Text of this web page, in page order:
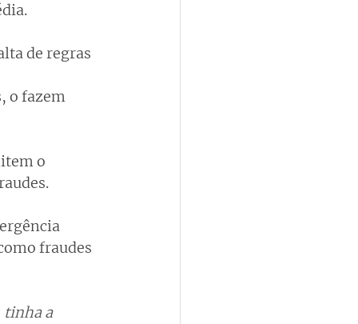
de regras
o fazem
o
fraudes
tinha a